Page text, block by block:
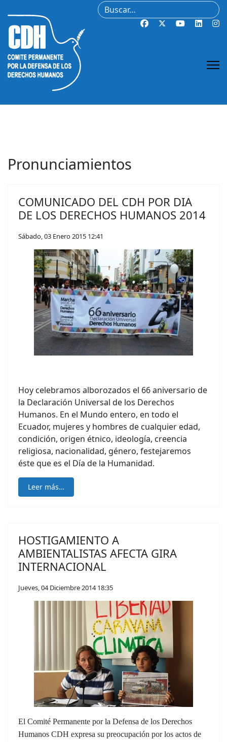
Buscar
Pronunciamientos
COMUNICADO DEL CDH POR DIA
DE LOS DERECHOS HUMANOS 2014
Sábado, 03 Enero 2015 12:41
Hoy celebramos alborozados el 66 aniversario de
la Declaración Universal de los Derechos
Humanos. En el Mundo entero, en todo el
Ecuador, mujeres y hombres de cualquier edad,
condición, origen étnico, ideología, creencia
religiosa, nacionalidad, género, festejaremos
éste que es el Día de la Humanidad.
Leer más…
HOSTIGAMIENTO A
AMBIENTALISTAS AFECTA GIRA
INTERNACIONAL
Jueves, 04 Diciembre 2014 18:35
El Comité Permanente por la Defensa de los Derechos
Humanos CDH expresa su preocupación por los actos de